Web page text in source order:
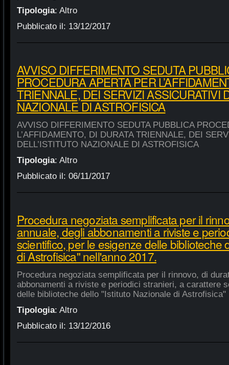
Tipologia: Altro
Pubblicato il: 13/12/2017
AVVISO DIFFERIMENTO SEDUTA
PROCEDURA APERTA PER
TRIENNALE, DEI SERVIZI ASSICURATIVI
NAZIONALE DI ASTROFISICA
AVVISO DIFFERIMENTO SEDUTA PUBBLICA
L’AFFIDAMENTO, DI DURATA TRIENNALE, DEI
DELL’ISTITUTO NAZIONALE DI ASTROFISICA
Tipologia: Altro
Pubblicato il: 06/11/2017
Procedura negoziata semplificata per il
annuale, degli abbonamenti a riviste e
scientifico, per le esigenze delle biblioteche
di Astrofisica" nell'anno 2017.
Procedura negoziata semplificata per il rinnovo, di
abbonamenti a riviste e periodici stranieri, a carattere
delle biblioteche dello "Istituto Nazionale di Astrofisica"
Tipologia: Altro
Pubblicato il: 13/12/2016